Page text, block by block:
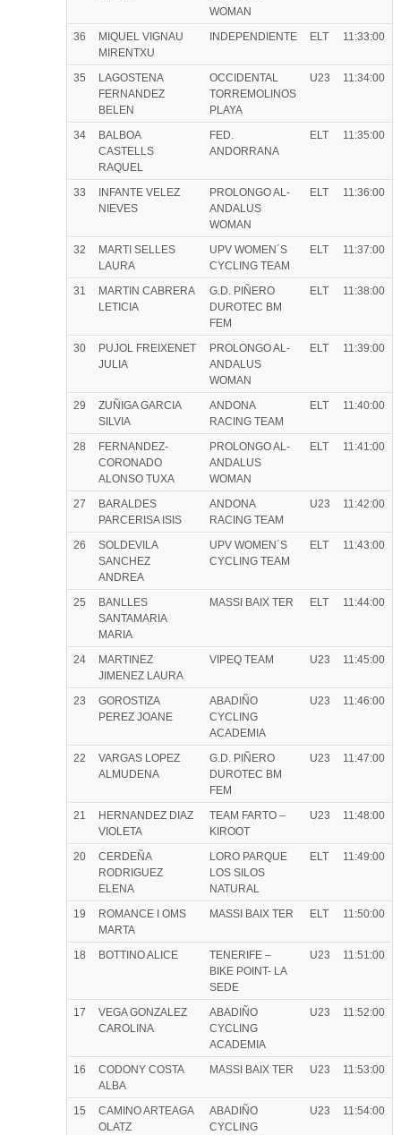
WOMAN
36
MIQUEL VIGNAU
MIRENTXU
INDEPENDIENTE ELT 11:33:00
35
LAGOSTENA
FERNANDEZ
BELEN
OCCIDENTAL
TORREMOLINOS
PLAYA
U23 11:34:00
34
BALBOA
CASTELLS
RAQUEL
FED.
ANDORRANA
ELT 11:35:00
33
INFANTE VELEZ
NIEVES
PROLONGO AL-
ANDALUS
WOMAN
ELT 11:36:00
32
MARTI SELLES
LAURA
UPV WOMEN´S
CYCLING TEAM
ELT 11:37:00
31
MARTIN CABRERA
LETICIA
G.D. PIÑERO
DUROTEC BM
FEM
ELT 11:38:00
30
PUJOL FREIXENET
JULIA
PROLONGO AL-
ANDALUS
WOMAN
ELT 11:39:00
29
ZUÑIGA GARCIA
SILVIA
ANDONA
RACING TEAM
ELT 11:40:00
28
FERNANDEZ-
CORONADO
ALONSO TUXA
PROLONGO AL-
ANDALUS
WOMAN
ELT 11:41:00
27
BARALDES
PARCERISA ISIS
ANDONA
RACING TEAM
U23 11:42:00
26
SOLDEVILA
SANCHEZ
ANDREA
UPV WOMEN´S
CYCLING TEAM
ELT 11:43:00
25
BANLLES
SANTAMARIA
MARIA
MASSI BAIX TER ELT 11:44:00
24
MARTINEZ
JIMENEZ LAURA
VIPEQ TEAM U23 11:45:00
23
GOROSTIZA
PEREZ JOANE
ABADIÑO
CYCLING
ACADEMIA
U23 11:46:00
22
VARGAS LOPEZ
ALMUDENA
G.D. PIÑERO
DUROTEC BM
FEM
U23 11:47:00
21
HERNANDEZ DIAZ
VIOLETA
TEAM FARTO –
KIROOT
U23 11:48:00
20
CERDEÑA
RODRIGUEZ
ELENA
LORO PARQUE
LOS SILOS
NATURAL
ELT 11:49:00
19
ROMANCE I OMS
MARTA
MASSI BAIX TER ELT 11:50:00
18 BOTTINO ALICE
TENERIFE –
BIKE POINT- LA
SEDE
U23 11:51:00
17
VEGA GONZALEZ
CAROLINA
ABADIÑO
CYCLING
ACADEMIA
U23 11:52:00
16
CODONY COSTA
ALBA
MASSI BAIX TER U23 11:53:00
15
CAMINO ARTEAGA
OLATZ
ABADIÑO
CYCLING
U23 11:54:00